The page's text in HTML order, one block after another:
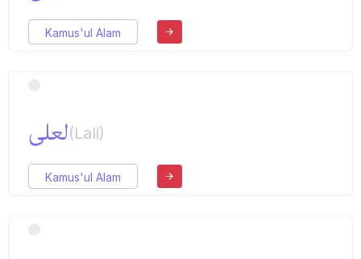
Kamus'ul Alam
لعلی(Lali)
Kamus'ul Alam